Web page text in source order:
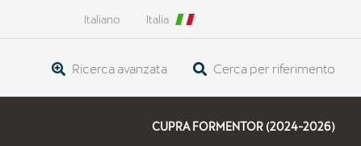
Italiano Italia
Ricerca avanzata Cerca per riferimento
CUPRA FORMENTOR (2024-2026)